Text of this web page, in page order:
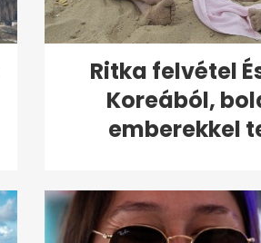
Ritka felvétel
Koreából,
emberekkel